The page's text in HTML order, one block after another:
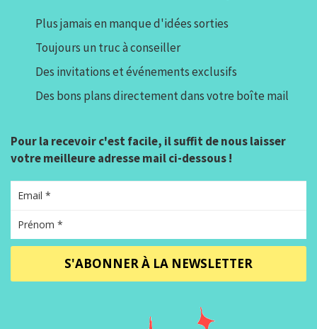
Plus jamais en manque d'idées sorties
Toujours un truc à conseiller
Des invitations et événements exclusifs
Des bons plans directement dans votre boîte mail
Pour la recevoir c'est facile, il suffit de nous laisser
votre meilleure adresse mail ci-dessous !
S'ABONNER À LA NEWSLETTER